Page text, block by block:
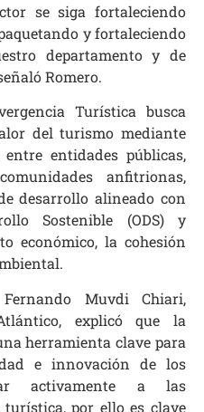
se siga fortaleciendo
y fortaleciendo
departamento y de
Romero.
Turística busca
del turismo mediante
entidades públicas,
anfitrionas,
desarrollo alineado con
Sostenible (ODS) y
económico, la cohesión
Muvdi Chiari,
explicó que la
herramienta clave para
e innovación de los
activamente a las
por ello es clave